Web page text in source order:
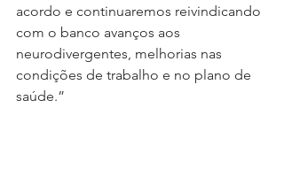
acordo e continuaremos reivindicando
com o banco avanços aos
neurodivergentes, melhorias nas
condições de trabalho e no plano de
saúde.”